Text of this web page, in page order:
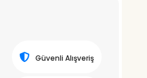
Güvenli Alışveriş